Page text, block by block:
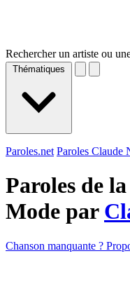
Rechercher un artiste ou
Thématiques
Paroles.net Paroles Claude
Paroles de
Mode par
Chanson manquante ?